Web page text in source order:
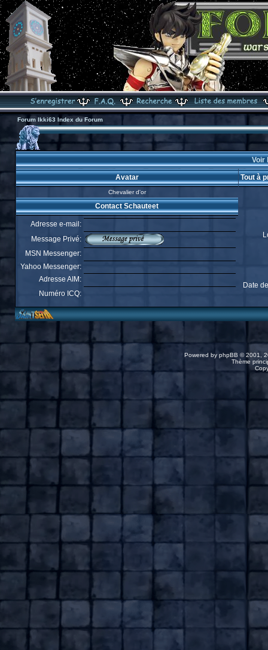
Forum Ikki63 Index du Forum
Voir
Avatar Tout à
Chevalier d'or
Date
Contact Schauteet
Adresse e-mail:
Message Privé:
MSN Messenger:
Yahoo Messenger:
Adresse AIM:
Numéro ICQ:
Powered by phpBB © 2001,
Thème